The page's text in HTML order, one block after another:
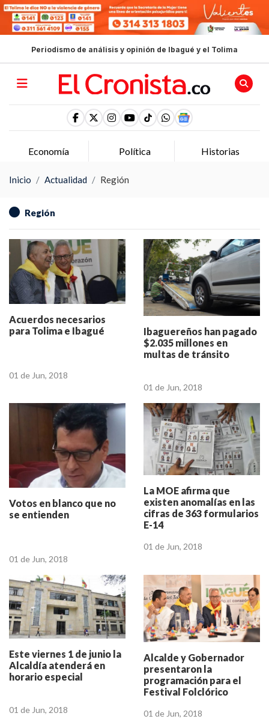
Periodismo de análisis y opinión de Ibagué y el Tolima
Economía Política Historias
Inicio Actualidad Región
Región
Acuerdos necesarios
para Tolima e Ibagué
01 de Jun, 2018
Ibaguereños han pagado
$2.035 millones en
multas de tránsito
01 de Jun, 2018
Votos en blanco que no
se entienden
01 de Jun, 2018
La MOE afirma que
existen anomalías en las
cifras de 363 formularios
E-14
01 de Jun, 2018
Este viernes 1 de junio la
Alcaldía atenderá en
horario especial
01 de Jun, 2018
Alcalde y Gobernador
presentaron la
programación para el
Festival Folclórico
01 de Jun, 2018